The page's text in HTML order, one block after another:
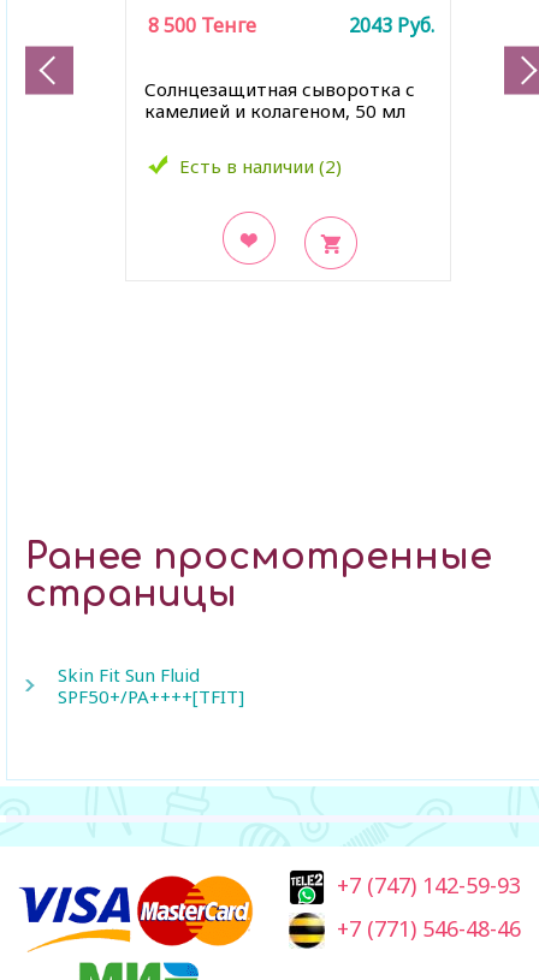
Солнцезащитная сыворотка с
камелией и колагеном, 50 мл
Есть в наличии (2)
8 500 Тенге 2043 Руб.
Ранее просмотренные
страницы
Skin Fit Sun Fluid
SPF50+/PA++++[TFIT]
+7 (747) 142-59-93
+7 (771) 546-48-46